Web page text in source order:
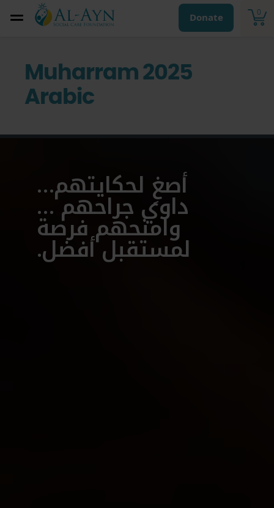
0
Donate
Muharram 2025
Arabic
أصغِ لحكايتهم…
داوي جراحهم …
وامنحهم فرصة
لمستقبل أفضل.